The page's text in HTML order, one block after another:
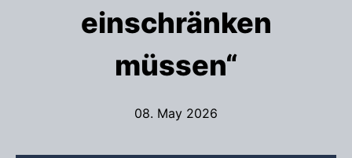
einschränken
müssen“
08. May 2026